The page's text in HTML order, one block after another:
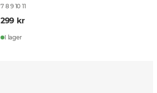
7 8 9 10 11
299 kr
I lager